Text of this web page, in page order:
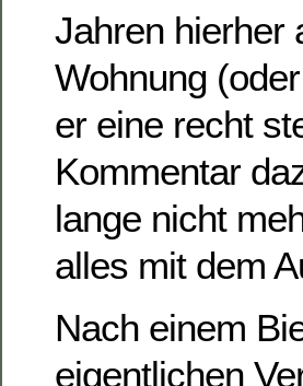
Jahren hierher
Wohnung
er eine recht
Kommentar
lange nicht
alles mit dem
Nach einem
eigentlichen